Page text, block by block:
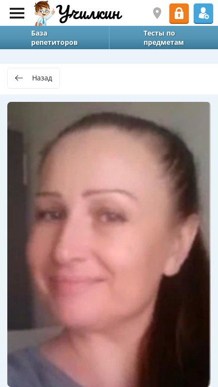
База
репетиторов
Тесты по
предметам
Назад